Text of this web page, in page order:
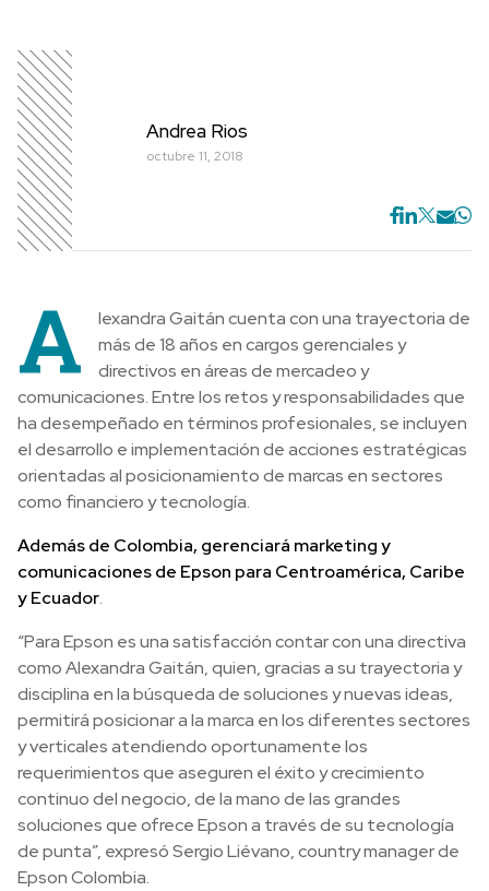
Andrea Rios
octubre 11, 2018
A
lexandra Gaitán cuenta con una trayectoria de
más de 18 años en cargos gerenciales y
directivos en áreas de mercadeo y
comunicaciones. Entre los retos y responsabilidades que
ha desempeñado en términos profesionales, se incluyen
el desarrollo e implementación de acciones estratégicas
orientadas al posicionamiento de marcas en sectores
como financiero y tecnología.
Además de Colombia, gerenciará marketing y
comunicaciones de Epson para Centroamérica, Caribe
y Ecuador.
“Para Epson es una satisfacción contar con una directiva
como Alexandra Gaitán, quien, gracias a su trayectoria y
disciplina en la búsqueda de soluciones y nuevas ideas,
permitirá posicionar a la marca en los diferentes sectores
y verticales atendiendo oportunamente los
requerimientos que aseguren el éxito y crecimiento
continuo del negocio, de la mano de las grandes
soluciones que ofrece Epson a través de su tecnología
de punta”, expresó Sergio Liévano, country manager de
Epson Colombia.